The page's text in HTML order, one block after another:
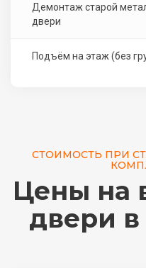
Демонтаж старой
двери
Подъём на этаж (без
СТОИМОСТЬ ПРИ
Цены на
двери